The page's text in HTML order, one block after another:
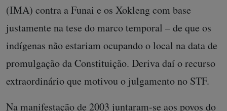
(IMA) contra a Funai e os Xokleng com base
justamente na tese do marco temporal – de que os
indígenas não estariam ocupando o local na data de
promulgação da Constituição. Deriva daí o recurso
extraordinário que motivou o julgamento no STF.
Na manifestação de 2003 juntaram-se aos povos do